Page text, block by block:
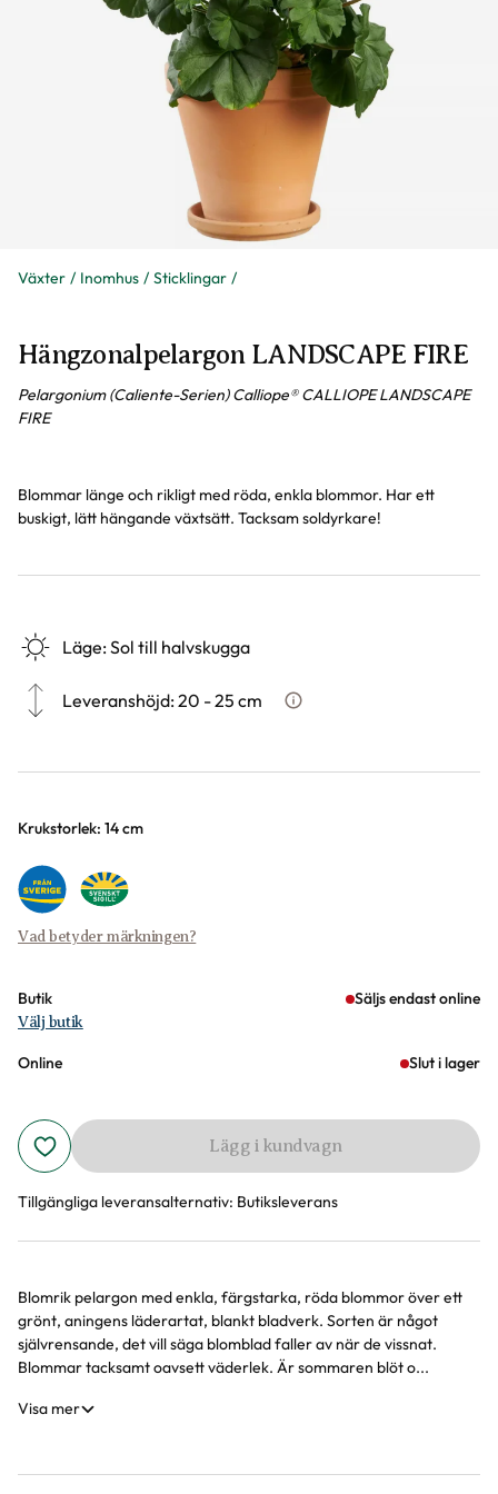
Växter Inomhus Sticklingar
Hängzonalpelargon LANDSCAPE FIRE
Pelargonium (Caliente-Serien) Calliope® CALLIOPE LANDSCAPE
FIRE
Blommar länge och rikligt med röda, enkla blommor. Har ett
buskigt, lätt hängande växtsätt. Tacksam soldyrkare!
Läge:Sol till halvskugga
Leveranshöjd:20 - 25 cm Hur vi mäter leveranshöjd på
Varianter
Krukstorlek: 14 cm
Vad betyder märkningen?
Butik Säljs endast online
Välj butik
Online Slut i lager
Lägg i kundvagn
Tillgängliga leveransalternativ: Butiksleverans
Produktinformation
Blomrik pelargon med enkla, färgstarka, röda blommor över ett
grönt, aningens läderartat, blankt bladverk. Sorten är något
självrensande, det vill säga blomblad faller av när de vissnat.
Blommar tacksamt oavsett väderlek. Är sommaren blöt o...
Visa mer